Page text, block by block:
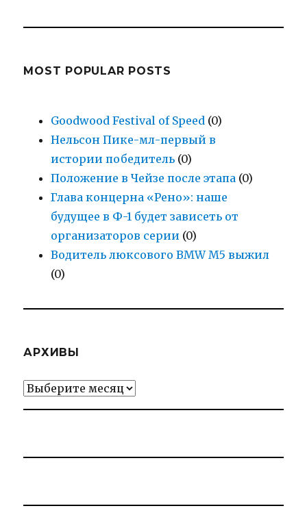
MOST POPULAR POSTS
Goodwood Festival of Speed (0)
Нельсон Пике-мл-первый в
истории победитель (0)
Положение в Чейзе после этапа (0)
Глава концерна «Рено»: наше
будущее в Ф-1 будет зависеть от
организаторов серии (0)
Водитель люксового BMW M5 выжил
(0)
АРХИВЫ
Архивы